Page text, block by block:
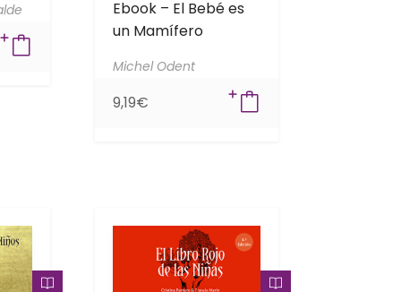
Ebook – El Bebé es
un Mamífero
Michel Odent
9,19€